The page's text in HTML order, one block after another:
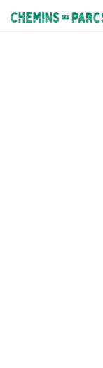
Chemins des Parcs